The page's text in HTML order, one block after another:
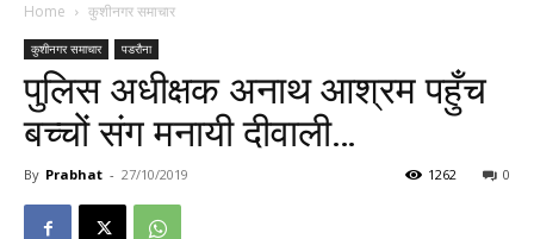
Home कुशीनगर समाचार
कुशीनगर समाचार पडरौना
पुलिस अधीक्षक अनाथ आश्रम पहुँच
बच्चों संग मनायी दीवाली…
By Prabhat - 27/10/2019 0
1262